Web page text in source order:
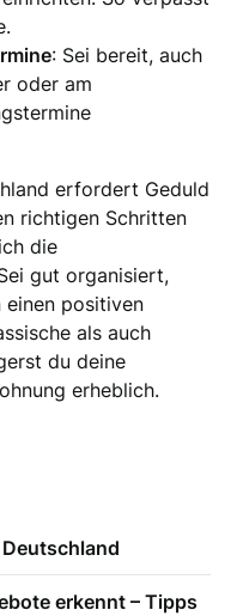
: Sei bereit, auch
oder am
erfordert Geduld
richtigen Schritten
die
gut organisiert,
einen positiven
als auch
du deine
erheblich.
erkennt – Tipps